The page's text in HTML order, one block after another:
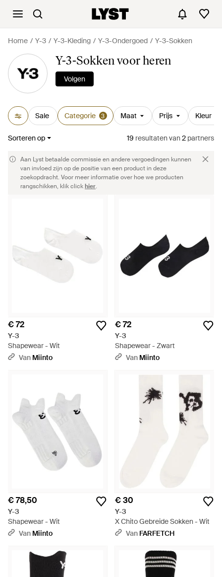
Home Y-3 Y-3-Kleding Y-3-Ondergoed Y-3-Sokken
Y-3-Sokken voor heren
Volgen
Sale Categorie 3 Maat Prijs Kleur
Sorteren op 19 resultatenvan2 partners
Aan Lyst betaalde commissie en andere vergoedingen kunnen
van invloed zijn op de positie van een product in deze
zoekopdracht. Voor meer informatie over hoe we producten
rangschikken, klik clickhier.
€ 72
Y-3
Shapewear - Wit
Van Miinto
€ 72
Y-3
Shapewear - Zwart
Van Miinto
€ 78,50
Y-3
Shapewear - Wit
Van Miinto
€ 30
Y-3
X Chito Gebreide Sokken - Wit
Van FARFETCH